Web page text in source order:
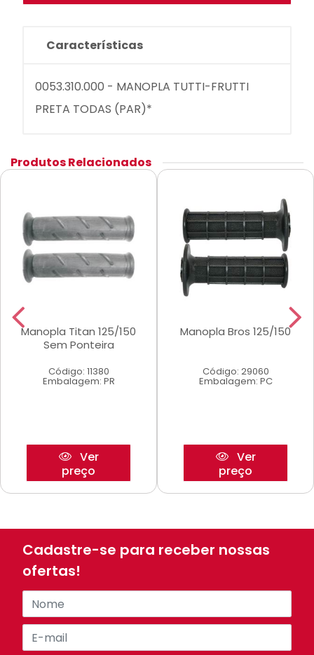
Características
0053.310.000 - MANOPLA TUTTI-FRUTTI
PRETA TODAS (PAR)*
Produtos Relacionados
Manopla Titan 125/150
Sem Ponteira
Código: 11380
Embalagem: PR
Ver
preço
Manopla Bros 125/150
Código: 29060
Embalagem: PC
Ver
preço
Cadastre-se para receber nossas
ofertas!